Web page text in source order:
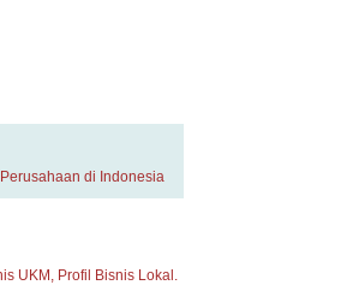
di Indonesia
UKM, Profil Bisnis Lokal.